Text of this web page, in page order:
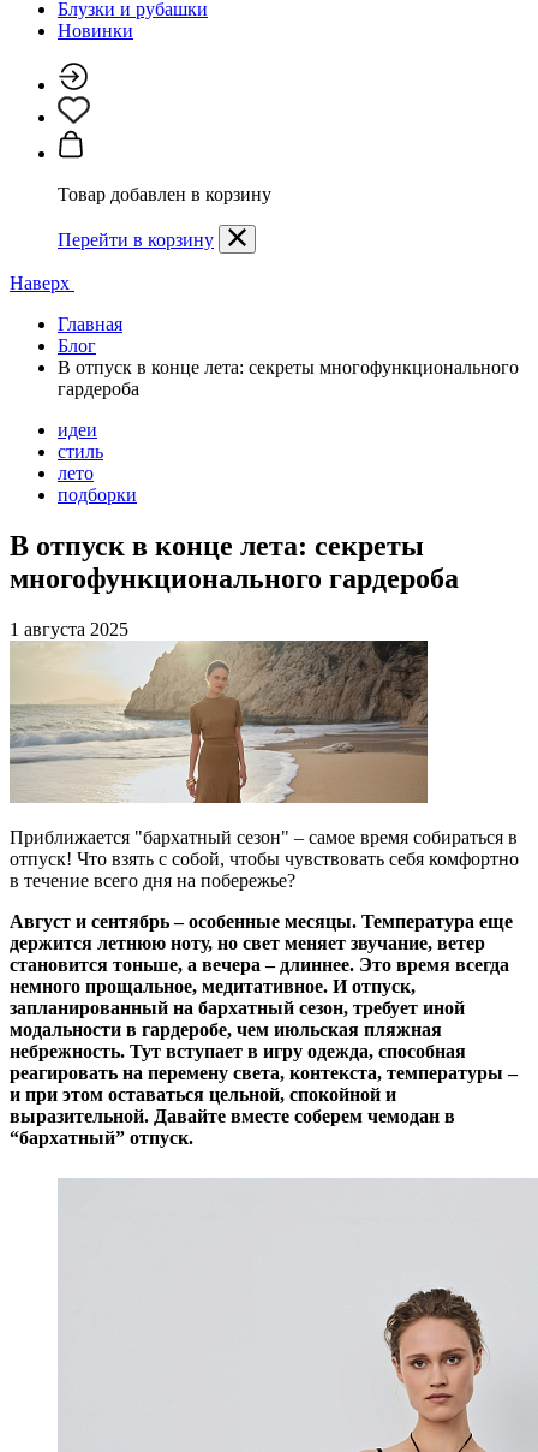
Блузки и рубашки
Новинки
Товар добавлен в корзину
Перейти в корзину
Наверх
Главная
Блог
В отпуск в конце лета: секреты многофункционального
гардероба
идеи
стиль
лето
подборки
В отпуск в конце лета: секреты
многофункционального гардероба
1 августа 2025
Приближается "бархатный сезон" – самое время собираться в
отпуск! Что взять с собой, чтобы чувствовать себя комфортно
в течение всего дня на побережье?
Август и сентябрь – особенные месяцы. Температура еще
держится летнюю ноту, но свет меняет звучание, ветер
становится тоньше, а вечера – длиннее. Это время всегда
немного прощальное, медитативное. И отпуск,
запланированный на бархатный сезон, требует иной
модальности в гардеробе, чем июльская пляжная
небрежность. Тут вступает в игру одежда, способная
реагировать на перемену света, контекста, температуры –
и при этом оставаться цельной, спокойной и
выразительной. Давайте вместе соберем чемодан в
“бархатный” отпуск.